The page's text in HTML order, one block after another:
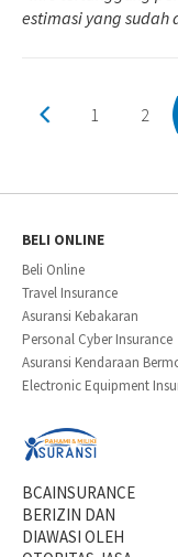
estimasi yang
1 2
BELI ONLINE
Beli Online
Travel Insurance
Asuransi Kebakaran
Personal Cyber Insurance
Asuransi Kendaraan
Electronic Equipment
BCAINSURANCE
BERIZIN DAN
DIAWASI OLEH